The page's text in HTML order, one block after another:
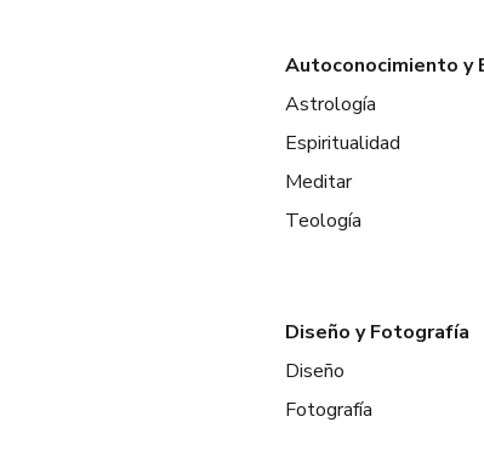
Autoconocimiento y
Astrología
Espiritualidad
Meditar
Teología
Diseño y Fotografía
Diseño
Fotografía